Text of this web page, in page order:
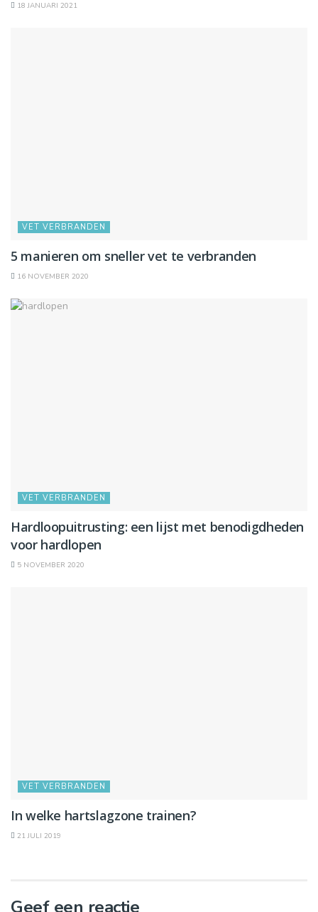
18 JANUARI 2021
VET VERBRANDEN
5 manieren om sneller vet te verbranden
16 NOVEMBER 2020
VET VERBRANDEN
Hardloopuitrusting: een lijst met benodigdheden
voor hardlopen
5 NOVEMBER 2020
VET VERBRANDEN
In welke hartslagzone trainen?
21 JULI 2019
Geef een reactie